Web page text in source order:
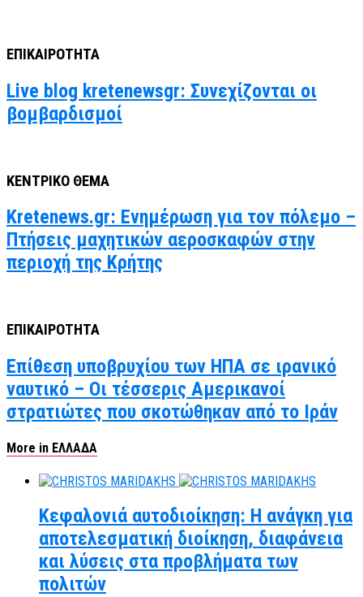
ΕΠΙΚΑΙΡΟΤΗΤΑ
Live blog kretenewsgr: Συνεχίζονται οι
βομβαρδισμοί
ΚΕΝΤΡΙΚΟ ΘΕΜΑ
Kretenews.gr: Ενημέρωση για τον πόλεμο –
Πτήσεις μαχητικών αεροσκαφών στην
περιοχή της Κρήτης
ΕΠΙΚΑΙΡΟΤΗΤΑ
Επίθεση υποβρυχίου των ΗΠΑ σε ιρανικό
ναυτικό – Οι τέσσερις Αμερικανοί
στρατιώτες που σκοτώθηκαν από το Ιράν
More in ΕΛΛΑΔΑ
Κεφαλονιά αυτοδιοίκηση: Η ανάγκη για
αποτελεσματική διοίκηση, διαφάνεια
και λύσεις στα προβλήματα των
πολιτών